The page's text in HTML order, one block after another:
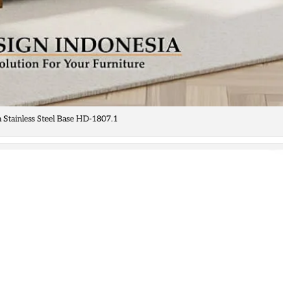
Steel Base HD-1807.1